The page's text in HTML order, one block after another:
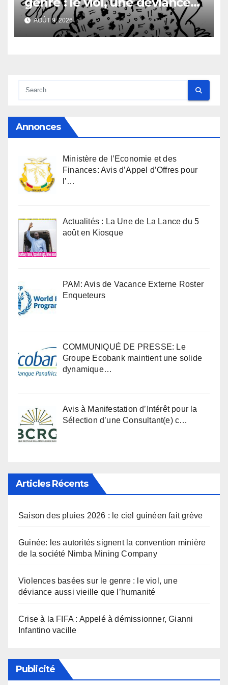
aussi vieille que l’humanité
AOÛT 9, 2026
Annonces
Ministère de l’Economie et des
Finances: Avis d’Appel d’Offres pour
l’…
Actualités : La Une de La Lance du 5
août en Kiosque
PAM: Avis de Vacance Externe Roster
Enqueteurs
COMMUNIQUÉ DE PRESSE: Le
Groupe Ecobank maintient une solide
dynamique…
Avis à Manifestation d’Intérêt pour la
Sélection d’une Consultant(e) c…
Articles Récents
Saison des pluies 2026 : le ciel guinéen fait grève
Guinée: les autorités signent la convention minière
de la société Nimba Mining Company
Violences basées sur le genre : le viol, une
déviance aussi vieille que l’humanité
Crise à la FIFA : Appelé à démissionner, Gianni
Infantino vacille
Publicité